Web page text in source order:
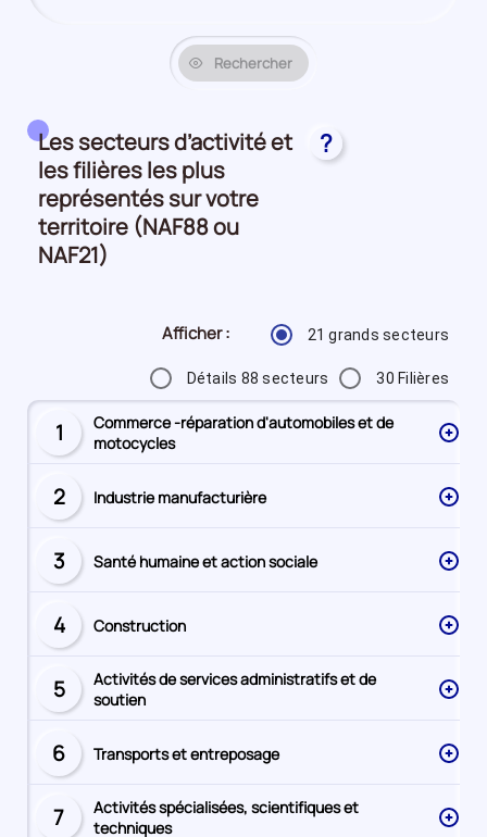
Rechercher
Les secteurs d’activité et
les filières les plus
représentés sur votre
territoire (NAF88 ou
NAF21)
?
Afficher : 21 grands secteurs
Détails 88 secteurs 30 Filières
Secteur
numéro
1
Commerce -réparation d'automobiles et de
motocycles
Secteur
numéro
2 Industrie manufacturière
Secteur
numéro
3 Santé humaine et action sociale
Secteur
numéro
4 Construction
Secteur
numéro
5
Activités de services administratifs et de
soutien
Secteur
numéro
6 Transports et entreposage
Secteur
7
Activités spécialisées, scientifiques et
techniques